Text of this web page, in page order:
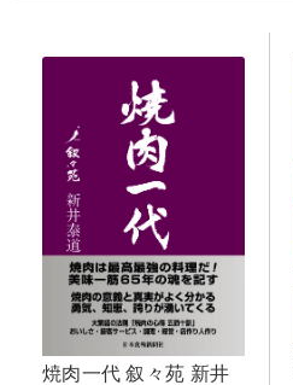
焼肉一代 叙々苑 新井